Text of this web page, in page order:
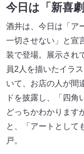
今日は「新喜
酒井は、今日は「ア
一切させない」と宣
装で登場。展示され
員2人を描いたイラ
いて、お店の人が間
ドを披露し、「四角
どっちかわかります
と、「アートとして
戸。